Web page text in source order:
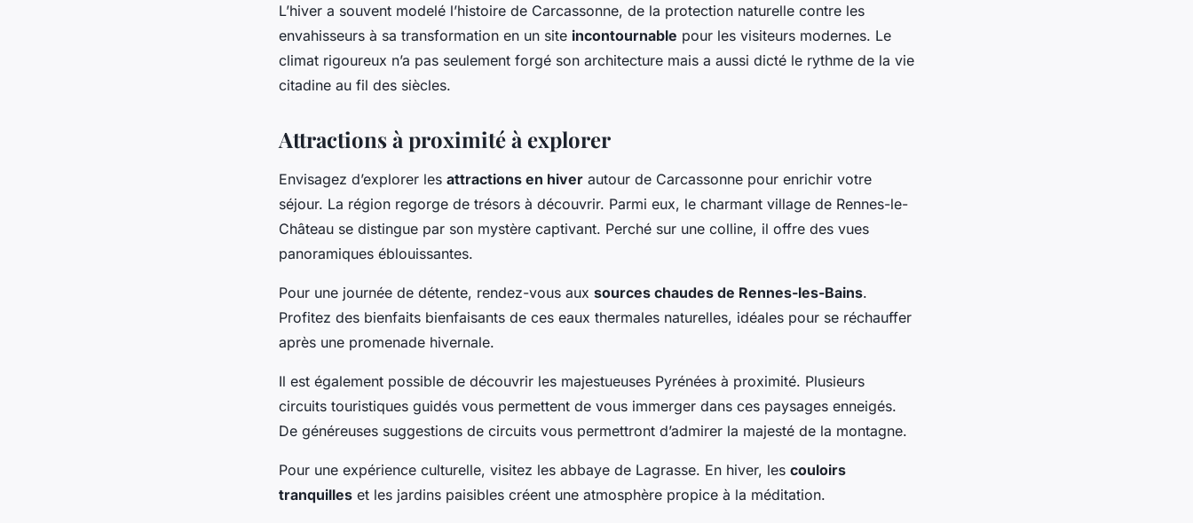
L’hiver a souvent modelé l’histoire de Carcassonne, de la protection naturelle contre les
envahisseurs à sa transformation en un site incontournable pour les visiteurs modernes. Le
climat rigoureux n’a pas seulement forgé son architecture mais a aussi dicté le rythme de la vie
citadine au fil des siècles.
Attractions à proximité à explorer
Envisagez d’explorer les attractions en hiver autour de Carcassonne pour enrichir votre
séjour. La région regorge de trésors à découvrir. Parmi eux, le charmant village de Rennes-le-
Château se distingue par son mystère captivant. Perché sur une colline, il offre des vues
panoramiques éblouissantes.
Pour une journée de détente, rendez-vous aux sources chaudes de Rennes-les-Bains.
Profitez des bienfaits bienfaisants de ces eaux thermales naturelles, idéales pour se réchauffer
après une promenade hivernale.
Il est également possible de découvrir les majestueuses Pyrénées à proximité. Plusieurs
circuits touristiques guidés vous permettent de vous immerger dans ces paysages enneigés.
De généreuses suggestions de circuits vous permettront d’admirer la majesté de la montagne.
Pour une expérience culturelle, visitez les abbaye de Lagrasse. En hiver, les couloirs
tranquilles et les jardins paisibles créent une atmosphère propice à la méditation.